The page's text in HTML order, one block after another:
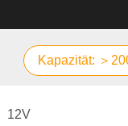
Kapazität: ＞
12V